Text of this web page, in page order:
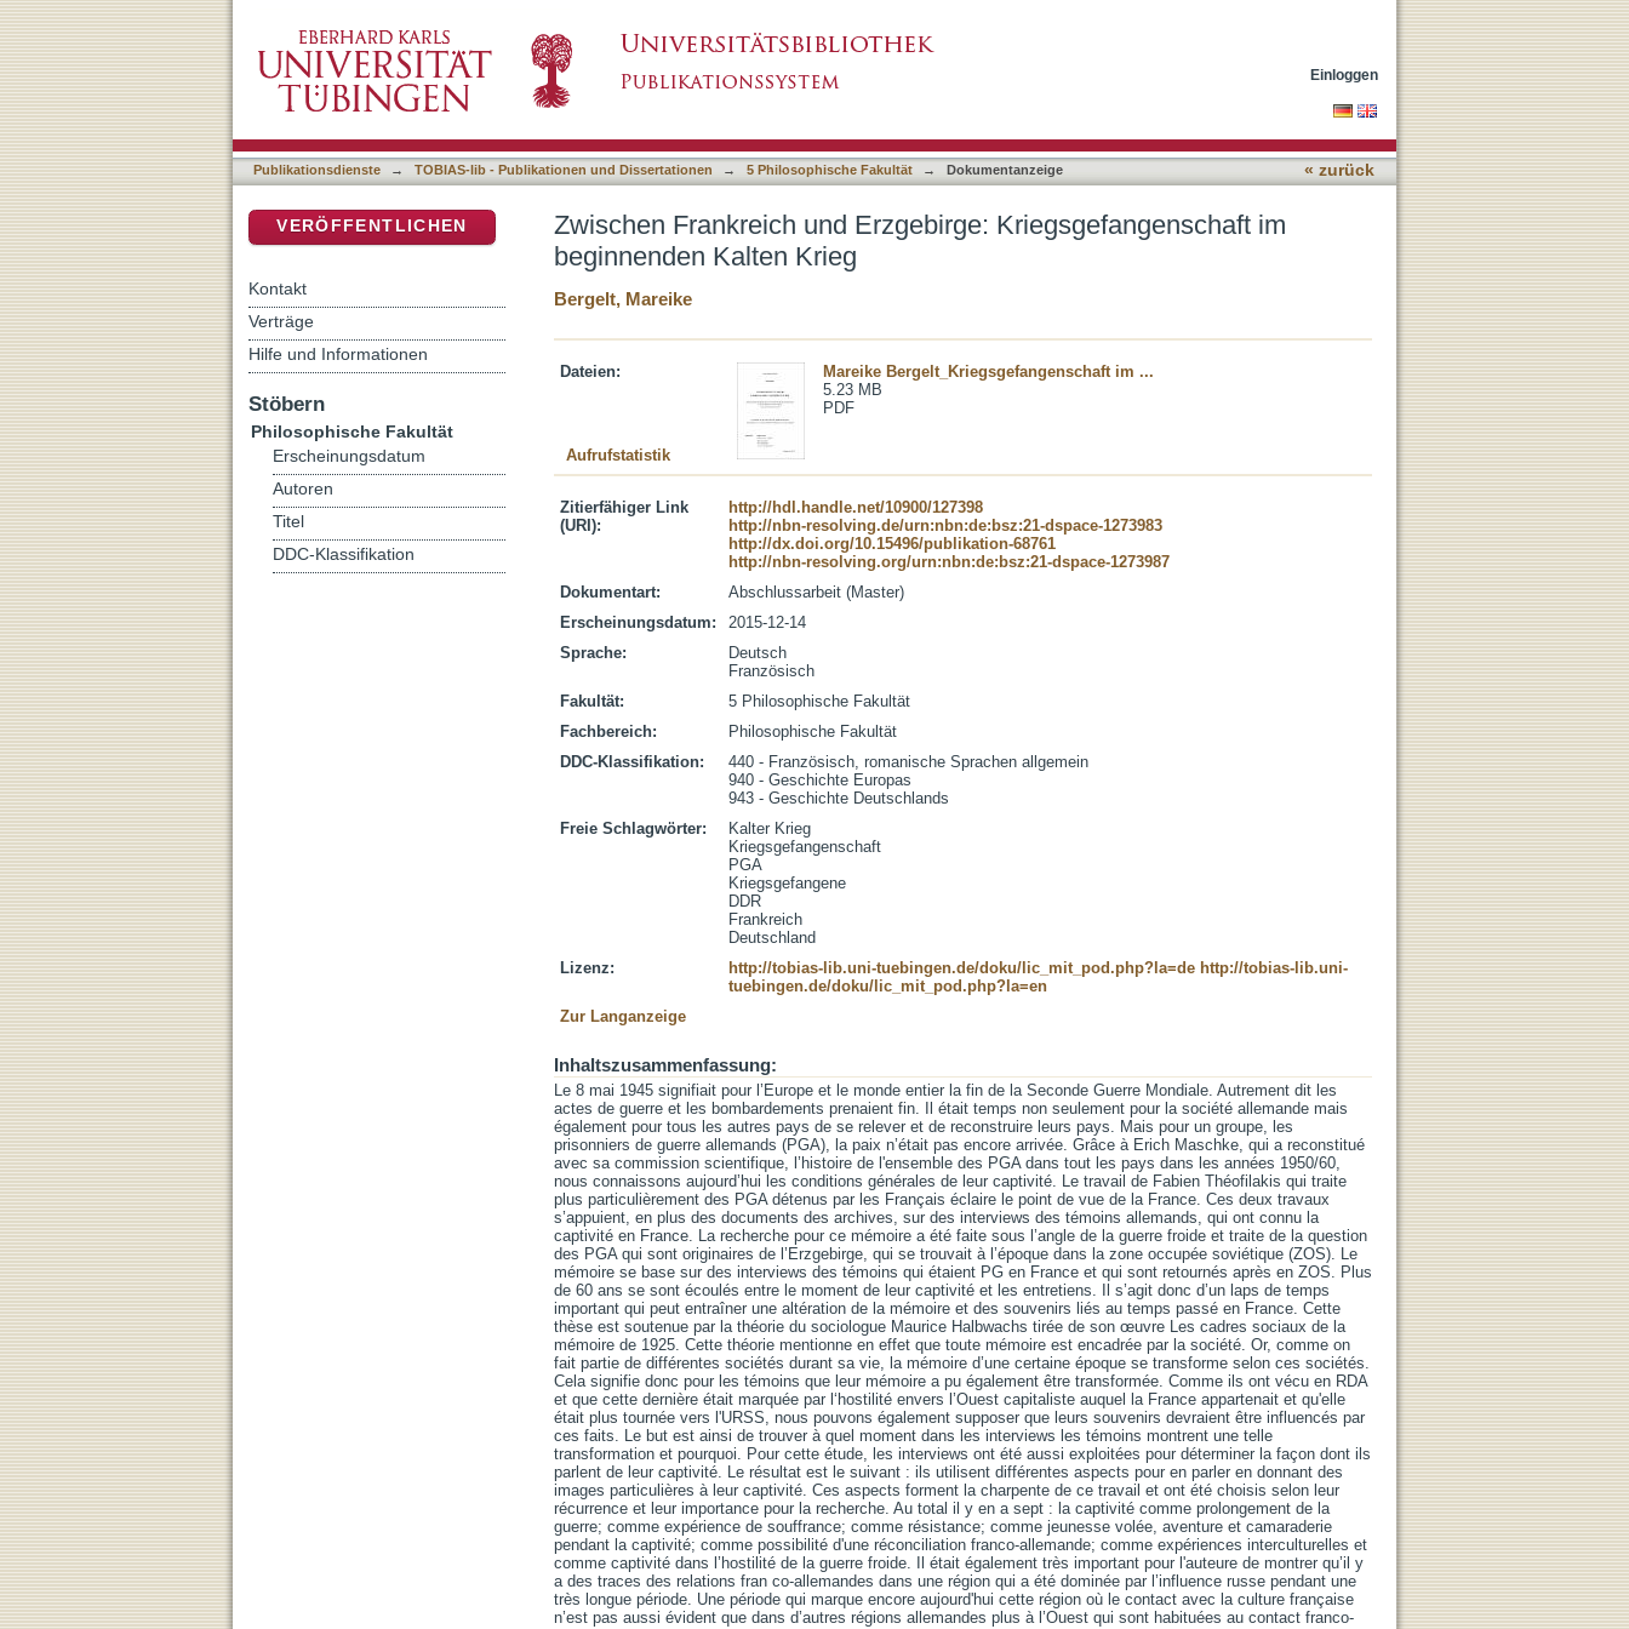
Einloggen
Publikationsdienste → TOBIAS-lib - Publikationen und Dissertationen → 5 Philosophische Fakultät → Dokumentanzeige « zurück
Zwischen Frankreich und Erzgebirge: Kriegsgefangenschaft im
beginnenden Kalten Krieg
Bergelt, Mareike
Dateien:
Mareike Bergelt_Kriegsgefangenschaft im ...
5.23 MB
PDF
Aufrufstatistik
Zitierfähiger Link
(URI):
http://hdl.handle.net/10900/127398
http://nbn-resolving.de/urn:nbn:de:bsz:21-dspace-1273983
http://dx.doi.org/10.15496/publikation-68761
http://nbn-resolving.org/urn:nbn:de:bsz:21-dspace-1273987
Dokumentart:
Abschlussarbeit (Master)
Erscheinungsdatum:
2015-12-14
Sprache:
Deutsch
Französisch
Fakultät:
5 Philosophische Fakultät
Fachbereich:
Philosophische Fakultät
DDC-Klassifikation:
440 - Französisch, romanische Sprachen allgemein
940 - Geschichte Europas
943 - Geschichte Deutschlands
Freie Schlagwörter:
Kalter Krieg
Kriegsgefangenschaft
PGA
Kriegsgefangene
DDR
Frankreich
Deutschland
Lizenz:
http://tobias-lib.uni-tuebingen.de/doku/lic_mit_pod.php?la=de http://tobias-lib.uni-
tuebingen.de/doku/lic_mit_pod.php?la=en
Zur Langanzeige
Inhaltszusammenfassung:
Le 8 mai 1945 signifiait pour l’Europe et le monde entier la fin de la Seconde Guerre Mondiale. Autrement dit les
actes de guerre et les bombardements prenaient fin. Il était temps non seulement pour la société allemande mais
également pour tous les autres pays de se relever et de reconstruire leurs pays. Mais pour un groupe, les
prisonniers de guerre allemands (PGA), la paix n’était pas encore arrivée. Grâce à Erich Maschke, qui a reconstitué
avec sa commission scientifique, l’histoire de l'ensemble des PGA dans tout les pays dans les années 1950/60,
nous connaissons aujourd’hui les conditions générales de leur captivité. Le travail de Fabien Théofilakis qui traite
plus particulièrement des PGA détenus par les Français éclaire le point de vue de la France. Ces deux travaux
s’appuient, en plus des documents des archives, sur des interviews des témoins allemands, qui ont connu la
captivité en France. La recherche pour ce mémoire a été faite sous l’angle de la guerre froide et traite de la question
des PGA qui sont originaires de l’Erzgebirge, qui se trouvait à l’époque dans la zone occupée soviétique (ZOS). Le
mémoire se base sur des interviews des témoins qui étaient PG en France et qui sont retournés après en ZOS. Plus
de 60 ans se sont écoulés entre le moment de leur captivité et les entretiens. Il s’agit donc d’un laps de temps
important qui peut entraîner une altération de la mémoire et des souvenirs liés au temps passé en France. Cette
thèse est soutenue par la théorie du sociologue Maurice Halbwachs tirée de son œuvre Les cadres sociaux de la
mémoire de 1925. Cette théorie mentionne en effet que toute mémoire est encadrée par la société. Or, comme on
fait partie de différentes sociétés durant sa vie, la mémoire d’une certaine époque se transforme selon ces sociétés.
Cela signifie donc pour les témoins que leur mémoire a pu également être transformée. Comme ils ont vécu en RDA
et que cette dernière était marquée par l‘hostilité envers l’Ouest capitaliste auquel la France appartenait et qu'elle
était plus tournée vers l'URSS, nous pouvons également supposer que leurs souvenirs devraient être influencés par
ces faits. Le but est ainsi de trouver à quel moment dans les interviews les témoins montrent une telle
transformation et pourquoi. Pour cette étude, les interviews ont été aussi exploitées pour déterminer la façon dont ils
parlent de leur captivité. Le résultat est le suivant : ils utilisent différentes aspects pour en parler en donnant des
images particulières à leur captivité. Ces aspects forment la charpente de ce travail et ont été choisis selon leur
récurrence et leur importance pour la recherche. Au total il y en a sept : la captivité comme prolongement de la
guerre; comme expérience de souffrance; comme résistance; comme jeunesse volée, aventure et camaraderie
pendant la captivité; comme possibilité d'une réconciliation franco-allemande; comme expériences interculturelles et
comme captivité dans l’hostilité de la guerre froide. Il était également très important pour l'auteure de montrer qu’il y
a des traces des relations fran co-allemandes dans une région qui a été dominée par l’influence russe pendant une
très longue période. Une période qui marque encore aujourd'hui cette région où le contact avec la culture française
n’est pas aussi évident que dans d’autres régions allemandes plus à l’Ouest qui sont habituées au contact franco-
VERÖFFENTLICHEN
Kontakt
Verträge
Hilfe und Informationen
Stöbern
Philosophische Fakultät
Erscheinungsdatum
Autoren
Titel
DDC-Klassifikation